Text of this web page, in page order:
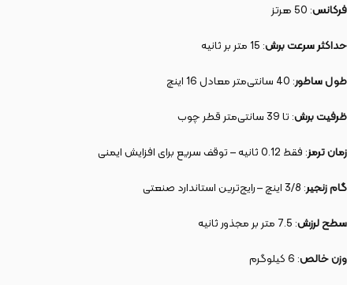
فرکانس: 50 هرتز
حداکثر سرعت برش: 15 متر بر ثانیه
طول ساطور: 40 سانتی‌متر معادل 16 اینچ
ظرفیت برش: تا 39 سانتی‌متر قطر چوب
زمان ترمز: فقط 0.12 ثانیه – توقف سریع برای افزایش ایمنی
گام زنجیر: 3/8 اینچ – رایج‌ترین استاندارد صنعتی
سطح لرزش: 7.5 متر بر مجذور ثانیه
وزن خالص: 6 کیلوگرم